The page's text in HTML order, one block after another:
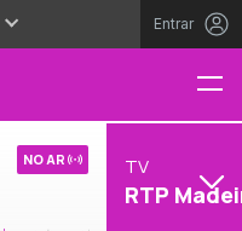
Entrar
NO AR TV
RTP